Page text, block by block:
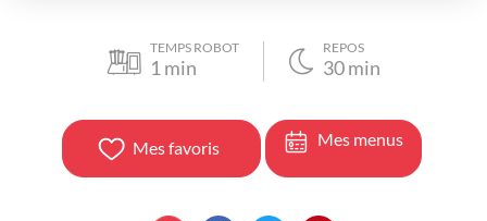
TEMPS ROBOT
1 min
REPOS
30min
Mes favoris Mes menus